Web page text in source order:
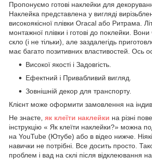
Пропонуємо готові наклейки для
Наклейка представлена у вигляді
високоякісної плівки Oracal або Ритрама.
монтажної плівки і готові до поклейки.
скло (і не тільки), але заздалегідь
має багато позитивних властивостей. Ось
Високої якості і Задовгість.
Ефектний і Привабливий вигляд.
Зовнішній декор для транспорту.
Клієнт може оформити замовлення на
Не знаєте, як клеїти наклейки на різні
інструкцію « Як клеїти наклейки?» можна
на YouTube (Ютубе) або в відео нижче.
навички не потрібні. Все досить просто.
проблем і вад на склі після відклеювання